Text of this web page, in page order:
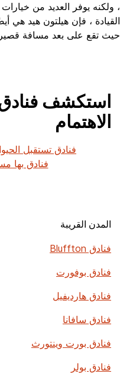
، ولكنه يوفر العديد من
القيادة ، فإن هيلتون هيد هي
حيث تقع على بعد مسافة قصيرة
استكشف
الاهتمام
فنادق تستقبل
فنادق بها
المدن القريبة
فنادق Bluffton
فنادق بوفورت
فنادق هارديفيل
فنادق سافانا
فنادق بورت وينتورث
فنادق بولر